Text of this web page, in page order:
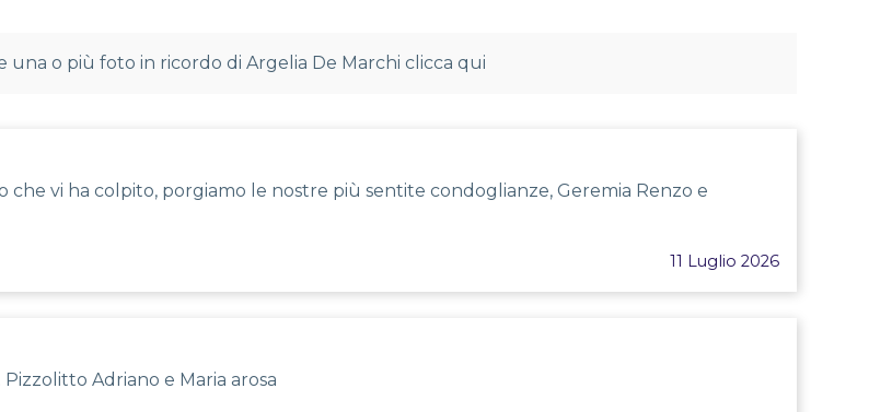
una o più foto in ricordo di Argelia De Marchi clicca qui
vi ha colpito, porgiamo le nostre più sentite condoglianze, Geremia Renzo e
11 Luglio 2026
Adriano e Maria arosa